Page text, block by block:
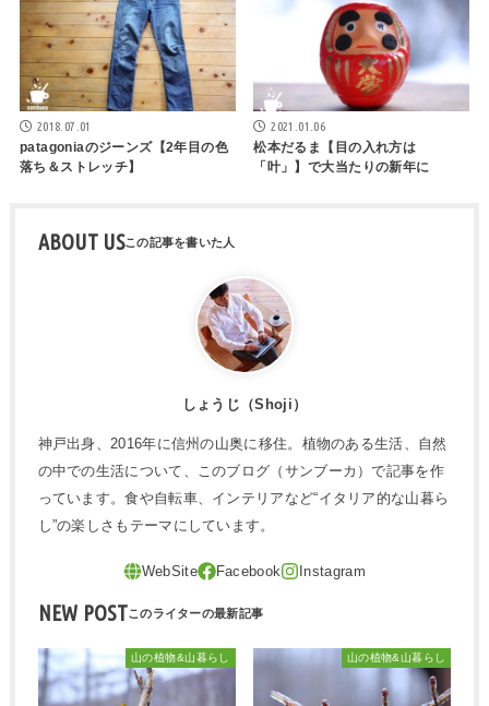
2018.07.01
patagoniaのジーンズ【2年目の色
落ち＆ストレッチ】
2021.01.06
松本だるま【目の入れ方は
「叶」】で大当たりの新年に
ABOUT US
しょうじ（Shoji）
神戸出身、2016年に信州の山奥に移住。植物のある生活、自然
の中での生活について、このブログ（サンブーカ）で記事を作
っています。食や自転車、インテリアなど“イタリア的な山暮ら
し”の楽しさもテーマにしています。
NEW POST
山の植物&山暮らし 山の植物&山暮らし